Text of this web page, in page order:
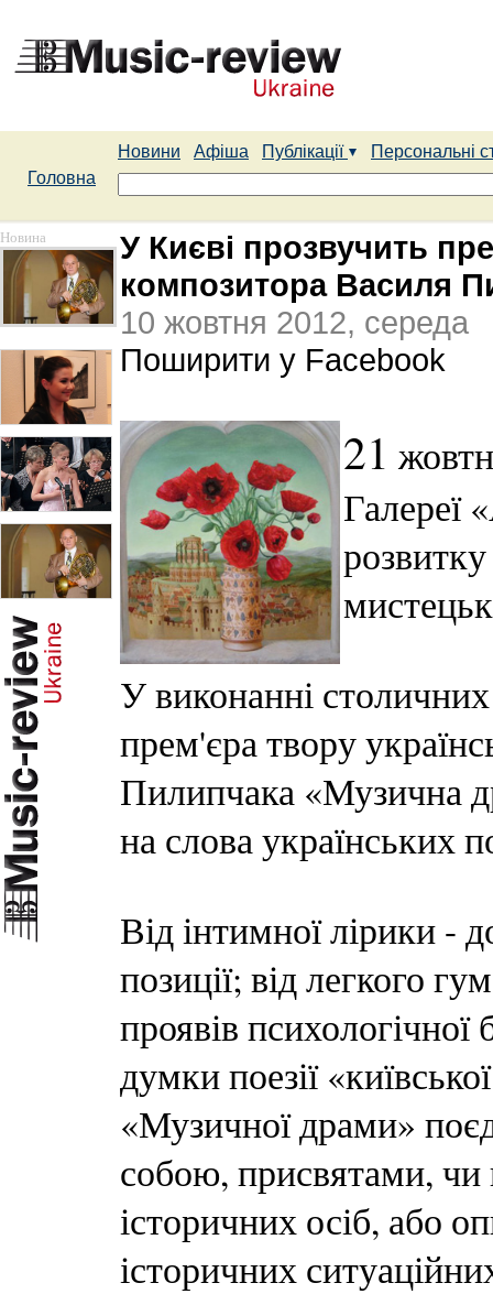
Новини Афіша Публікації
Персональні
Головна
Новина
У Києві прозвучить
композитора Василя
10 жовтня 2012, середа
Поширити у Facebook
21
Галереї
У виконанні
прем'єра твору
Пилипчака «Музична
на слова українських
Від інтимної лірики -
позиції; від легкого
проявів психологічної
думки поезії
«Музичної драми»
собою, присвятами, чи
історичних осіб, або
історичних